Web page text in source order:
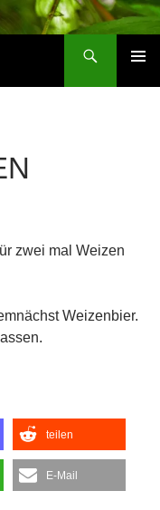
zwei mal Weizen
Weizenbier.
teilen
E-Mail